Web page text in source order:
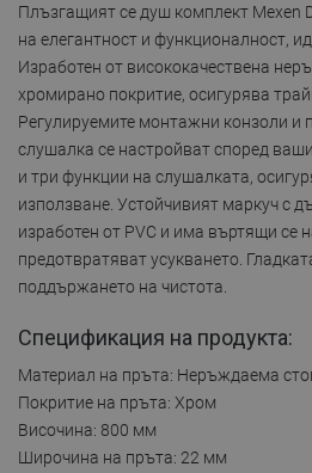
Плъзгащият се душ комплект Mexen
на елегантност и функционалност,
Изработен от висококачествена
хромирано покритие, осигурява
Регулируемите монтажни конзоли и
слушалка се настройват според
и три функции на слушалката,
използване. Устойчивият маркуч с
изработен от PVC и има въртящи се
предотвратяват усукването.
поддържането на чистота.
Спецификация на продукта:
Материал на пръта: Неръждаема
Покритие на пръта: Хром
Височина: 800 мм
Широчина на пръта: 22 мм